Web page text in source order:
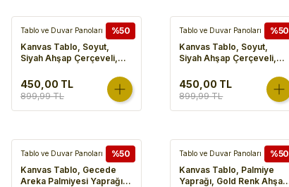
%50
Tablo ve Duvar Panoları
Kanvas Tablo, Soyut,
Siyah Ahşap Çerçeveli,
450,00 TL
899,99 TL
%50
Tablo ve Duvar Panoları
Kanvas Tablo, Soyut,
Siyah Ahşap Çerçeveli,
450,00 TL
899,99 TL
%50
Tablo ve Duvar Panoları
Kanvas Tablo, Gecede
Areka Palmiyesi Yaprağı,
%50
Tablo ve Duvar Panoları
Kanvas Tablo, Palmiye
Yaprağı, Gold Renk Ahşap